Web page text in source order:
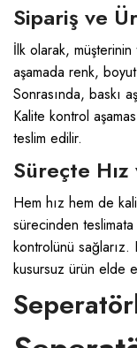
Sipariş ve
İlk olarak,
aşamada renk,
Sonrasında, baskı
Kalite kontrol
teslim edilir.
Süreçte
Hem hız hem de
sürecinden
kontrolünü sağlarız.
kusursuz ürün elde